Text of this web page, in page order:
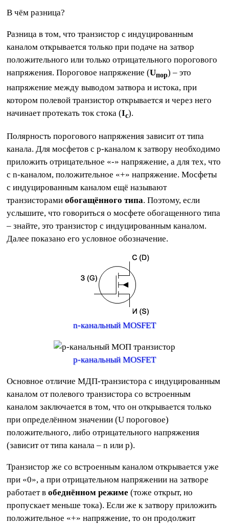
В чём разница?
Разница в том, что транзистор с индуцированным
каналом открывается только при подаче на затвор
положительного или только отрицательного порогового
напряжения. Пороговое напряжение (Uпор) – это
напряжение между выводом затвора и истока, при
котором полевой транзистор открывается и через него
начинает протекать ток стока (Ic).
Полярность порогового напряжения зависит от типа
канала. Для мосфетов с p-каналом к затвору необходимо
приложить отрицательное «-» напряжение, а для тех, что
с n-каналом, положительное «+» напряжение. Мосфеты
с индуцированным каналом ещё называют
транзисторамиобогащённого типа. Поэтому, если
услышите, что говориться о мосфете обогащенного типа
– знайте, это транзистор с индуцированным каналом.
Далее показано его условное обозначение.
n-канальный MOSFET
p-канальный MOSFET
Основное отличие МДП-транзистора с индуцированным
каналом от полевого транзистора со встроенным
каналом заключается в том, что он открывается только
при определённом значении (U пороговое)
положительного, либо отрицательного напряжения
(зависит от типа канала – n или p).
Транзистор же со встроенным каналом открывается уже
при «0», а при отрицательном напряжении на затворе
работает вобеднённом режиме (тоже открыт, но
пропускает меньше тока). Если же к затвору приложить
положительное «+» напряжение, то он продолжит